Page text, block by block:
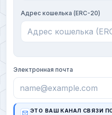
Адрес кошелька (ERC-20)
Электронная почта
ЭТО ВАШ КАНАЛ СВЯЗИ